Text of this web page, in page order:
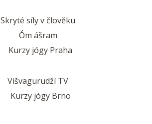
Skryté síly v člověku
Óm ášram
Kurzy jógy Praha
Višvagurudží TV
Kurzy jógy Brno